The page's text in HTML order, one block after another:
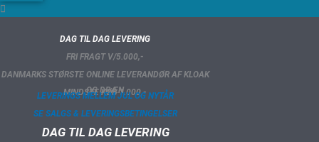
DAG TIL DAG LEVERING
FRI FRAGT V/5.000,-
DANMARKS STØRSTE ONLINE LEVERANDØR AF KLOAK
OG DRÆN
MINDSTE KØB 1.000,-
LEVERINGS MELLEM JUL OG NYTÅR
SE SALGS & LEVERINGSBETINGELSER
DAG TIL DAG LEVERING